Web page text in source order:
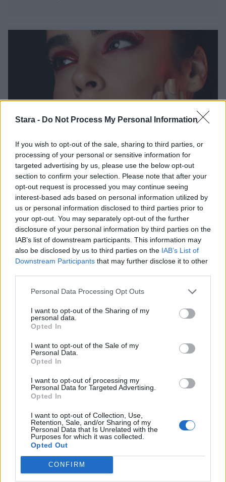
Stara - Do Not Process My Personal Information
If you wish to opt-out of the sale, sharing to third parties, or
processing of your personal or sensitive information for
targeted advertising by us, please use the below opt-out
section to confirm your selection. Please note that after your
opt-out request is processed you may continue seeing
interest-based ads based on personal information utilized by
us or personal information disclosed to third parties prior to
your opt-out. You may separately opt-out of the further
disclosure of your personal information by third parties on the
IAB’s list of downstream participants. This information may
also be disclosed by us to third parties on the IAB’s List of
Downstream Participants that may further disclose it to other
Personal Data Processing Opt Outs
I want to opt-out of the Sharing of my
personal data.
Opted In
I want to opt-out of the Sale of my
Personal Data.
Opted In
I want to opt-out of processing my
Personal Data for Targeted Advertising.
Opted In
I want to opt-out of Collection, Use,
Retention, Sale, and/or Sharing of my
Personal Data that Is Unrelated with the
Purposes for which it was collected.
Opted Out
CONFIRM
Viihdeuutiset
23.11.2019, 22:00
Pariskunta haaveilee ikuisesta
elämästä – nykyajan vampyyrit
syntyvät meikillä
Uutiset
13.6.2017, 17:00
Tosielämän vampyyripariskunta: